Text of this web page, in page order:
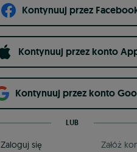
Kontynuuj przez
Kontynuuj przez konto
Kontynuuj przez konto
LUB
Zaloguj się Załóż